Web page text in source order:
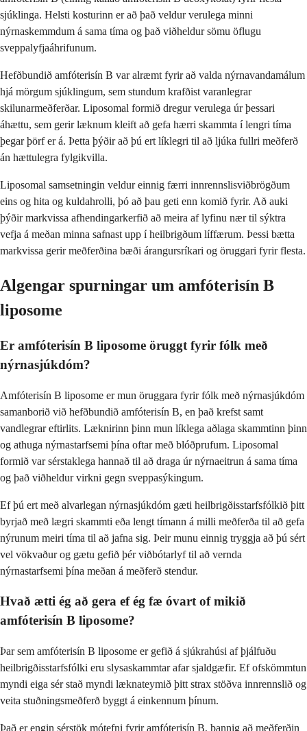
sjúklinga. Helsti kosturinn er að það veldur verulega minni
nýrnaskemmdum á sama tíma og það viðheldur sömu öflugu
sveppalyfjaáhrifunum.
Hefðbundið amfóterisín B var alræmt fyrir að valda nýrnavandamálum
hjá mörgum sjúklingum, sem stundum krafðist varanlegrar
skilunarmeðferðar. Liposomal formið dregur verulega úr þessari
áhættu, sem gerir læknum kleift að gefa hærri skammta í lengri tíma
þegar þörf er á. Þetta þýðir að þú ert líklegri til að ljúka fullri meðferð
án hættulegra fylgikvilla.
Liposomal samsetningin veldur einnig færri innrennslisviðbrögðum
eins og hita og kuldahrolli, þó að þau geti enn komið fyrir. Að auki
þýðir markvissa afhendingarkerfið að meira af lyfinu nær til sýktra
vefja á meðan minna safnast upp í heilbrigðum líffærum. Þessi bætta
markvissa gerir meðferðina bæði árangursríkari og öruggari fyrir flesta.
Algengar spurningar um amfóterisín B
liposome
Er amfóterisín B liposome öruggt fyrir fólk með
nýrnasjúkdóm?
Amfóterisín B liposome er mun öruggara fyrir fólk með nýrnasjúkdóm
samanborið við hefðbundið amfóterisín B, en það krefst samt
vandlegrar eftirlits. Læknirinn þinn mun líklega aðlaga skammtinn þinn
og athuga nýrnastarfsemi þína oftar með blóðprufum. Liposomal
formið var sérstaklega hannað til að draga úr nýrnaeitrun á sama tíma
og það viðheldur virkni gegn sveppasýkingum.
Ef þú ert með alvarlegan nýrnasjúkdóm gæti heilbrigðisstarfsfólkið þitt
byrjað með lægri skammti eða lengt tímann á milli meðferða til að gefa
nýrunum meiri tíma til að jafna sig. Þeir munu einnig tryggja að þú sért
vel vökvaður og gætu gefið þér viðbótarlyf til að vernda
nýrnastarfsemi þína meðan á meðferð stendur.
Hvað ætti ég að gera ef ég fæ óvart of mikið
amfóterisín B liposome?
Þar sem amfóterisín B liposome er gefið á sjúkrahúsi af þjálfuðu
heilbrigðisstarfsfólki eru slysaskammtar afar sjaldgæfir. Ef ofskömmtun
myndi eiga sér stað myndi læknateymið þitt strax stöðva innrennslið og
veita stuðningsmeðferð byggt á einkennum þínum.
Það er engin sérstök mótefni fyrir amfóterisín B, þannig að meðferðin